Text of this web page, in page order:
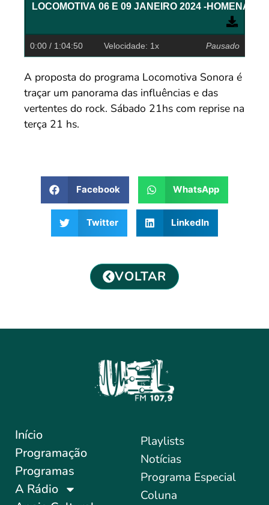
LOCOMOTIVA 06 E 09 JANEIRO 2024 -
0:00 / 1:04:50 Velocidade: 1x Pausado
A proposta do programa Locomotiva Sonora é
traçar um panorama das influências e das
vertentes do rock. Sábado 21hs com reprise na
terça 21 hs.
Facebook WhatsApp
Twitter LinkedIn
VOLTAR
Início
Programação
Programas
A Rádio
Playlists
Notícias
Programa Especial
Coluna